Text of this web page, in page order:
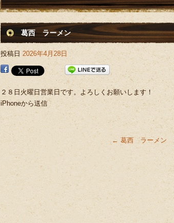
葛西 ラーメン
投稿日 2026年4月28日
２８日火曜日営業日です。よろしくお願いします！
iPhoneから送信
← 葛西 ラーメン